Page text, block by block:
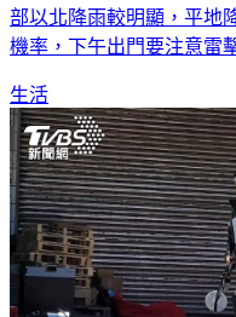
部以北降雨較明顯，平地
機率，下午出門要注意雷
生活